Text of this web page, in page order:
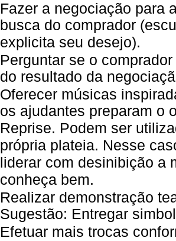
Fazer a negociação para
busca do comprador
explicita seu desejo).
Perguntar se o
do resultado da
Oferecer músicas
os ajudantes preparam o
Reprise. Podem ser
própria plateia. Nesse
liderar com desinibição a
conheça bem.
Realizar demonstração
Sugestão: Entregar
Efetuar mais trocas